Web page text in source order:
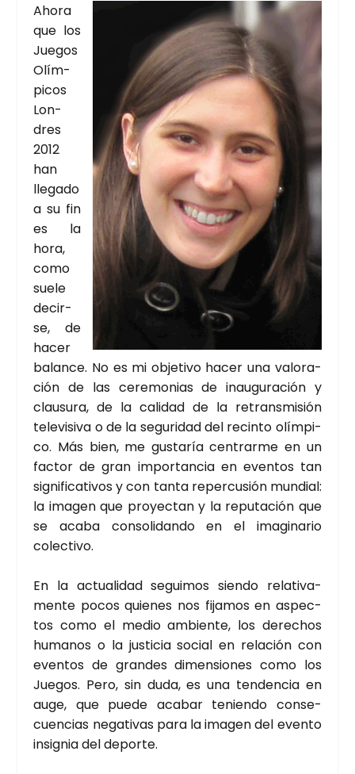
Aho­ra
que los
Jue­gos
Olím­
pi­cos
Lon­
dres
2012
han
lle­ga­do
a su fin
es la
hora,
como
sue­le
decir­
se, de
hacer
balan­ce. No es mi obje­ti­vo hacer una valo­ra­
ción de las cere­mo­nias de inau­gu­ra­ción y
clau­su­ra, de la cali­dad de la retrans­mi­sión
tele­vi­si­va o de la segu­ri­dad del recin­to olím­pi­
co. Más bien, me gus­ta­ría cen­trar­me en un
fac­tor de gran impor­tan­cia en even­tos tan
sig­ni­fi­ca­ti­vos y con tan­ta reper­cu­sión mun­dial:
la ima­gen que pro­yec­tan y la repu­tación que
se aca­ba con­so­li­dan­do en el ima­gi­na­rio
colec­ti­vo.
En la actua­li­dad segui­mos sien­do rela­ti­va­
men­te pocos quie­nes nos fija­mos en aspec­
tos como el medio ambien­te, los dere­chos
huma­nos o la jus­ti­cia social en rela­ción con
even­tos de gran­des dimen­sio­nes como los
Jue­gos. Pero, sin duda, es una ten­den­cia en
auge, que pue­de aca­bar tenien­do con­se­
cuen­cias nega­ti­vas para la ima­gen del even­to
insig­nia del depor­te.